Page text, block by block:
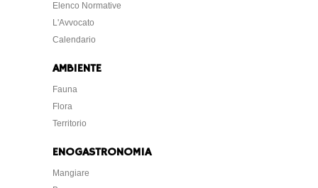
Elenco Normative
L'Avvocato
Calendario
AMBIENTE
Fauna
Flora
Territorio
ENOGASTRONOMIA
Mangiare